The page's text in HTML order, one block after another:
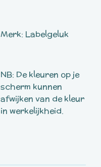
Merk: Labelgeluk
NB: De kleuren op je
scherm kunnen
afwijken van de kleur
in werkelijkheid.